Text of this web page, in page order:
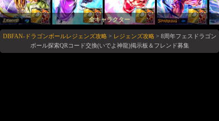
全キャラクター
DBFAN-ドラゴンボールレジェンズ攻略> レジェンズ攻略> 8周年フェスドラゴン
ボール探索QRコード交換(いでよ神龍)掲示板＆フレンド募集